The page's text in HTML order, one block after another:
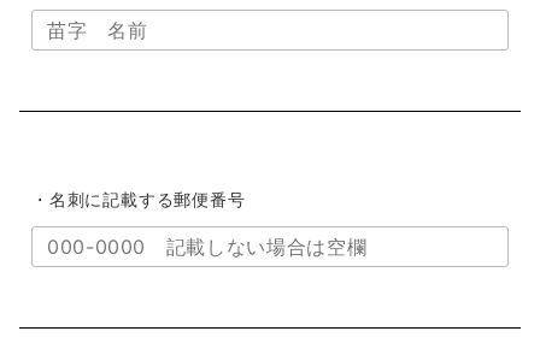
・名刺に記載する郵便番号